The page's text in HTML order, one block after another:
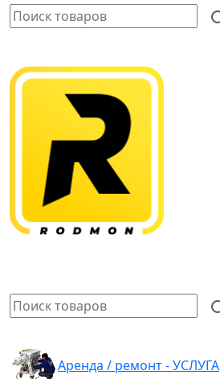
Аренда / ремонт - УСЛУГА